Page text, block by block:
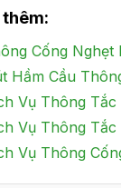
thêm:
Cống Nghẹt
Hầm Cầu
Vụ Thông
Vụ Thông
Vụ Thông